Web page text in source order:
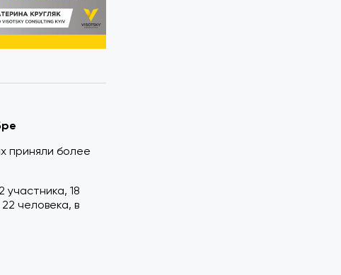
приняли более
18
человека, в